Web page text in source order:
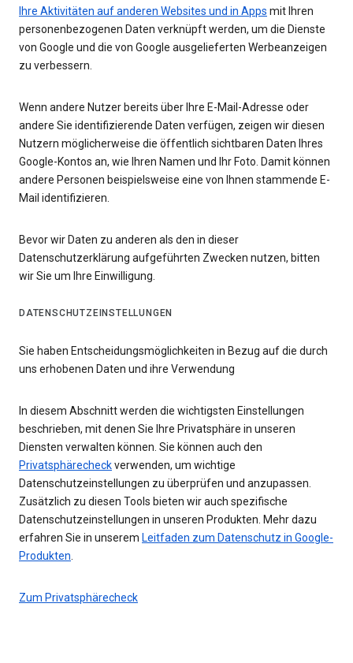
Ihre Aktivitäten auf anderen Websites und in Apps mit Ihren
personenbezogenen Daten verknüpft werden, um die Dienste
von Google und die von Google ausgelieferten Werbeanzeigen
zu verbessern.
Wenn andere Nutzer bereits über Ihre E-Mail-Adresse oder
andere Sie identifizierende Daten verfügen, zeigen wir diesen
Nutzern möglicherweise die öffentlich sichtbaren Daten Ihres
Google-Kontos an, wie Ihren Namen und Ihr Foto. Damit können
andere Personen beispielsweise eine von Ihnen stammende E-
Mail identifizieren.
Bevor wir Daten zu anderen als den in dieser
Datenschutzerklärung aufgeführten Zwecken nutzen, bitten
wir Sie um Ihre Einwilligung.
DATENSCHUTZEINSTELLUNGEN
Sie haben Entscheidungsmöglichkeiten in Bezug auf die durch
uns erhobenen Daten und ihre Verwendung
In diesem Abschnitt werden die wichtigsten Einstellungen
beschrieben, mit denen Sie Ihre Privatsphäre in unseren
Diensten verwalten können. Sie können auch den
Privatsphärecheckverwenden, um wichtige
Datenschutzeinstellungen zu überprüfen und anzupassen.
Zusätzlich zu diesen Tools bieten wir auch spezifische
Datenschutzeinstellungen in unseren Produkten. Mehr dazu
erfahren Sie in unserem Leitfaden zum Datenschutz in Google-
Produkten
Zum Privatsphärecheck